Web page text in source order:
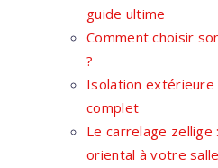
guide ultime
Comment choisir
?
Isolation extérieure
complet
Le carrelage
oriental à votre